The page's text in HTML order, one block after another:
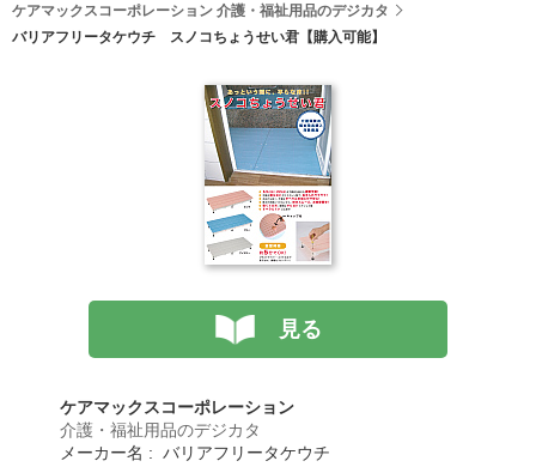
ケアマックスコーポレーション 介護・福祉用品のデジカタ
バリアフリータケウチ スノコちょうせい君【購入可能】
見る
ケアマックスコーポレーション
介護・福祉用品のデジカタ
メーカー名 : バリアフリータケウチ